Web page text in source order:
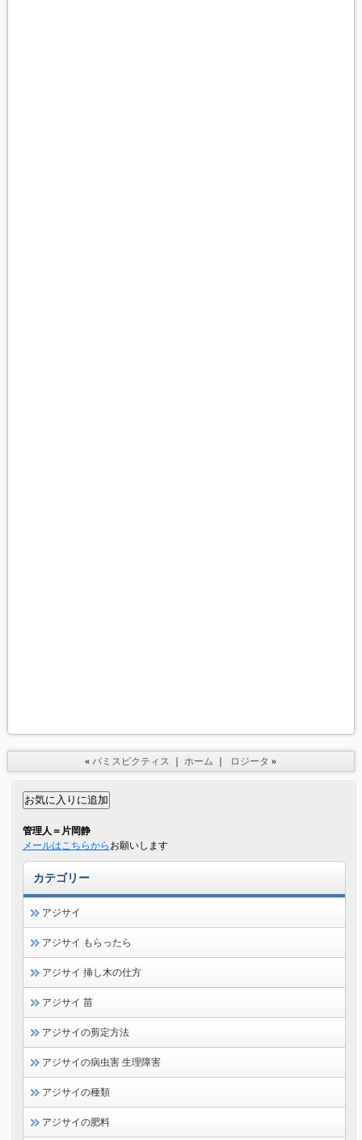
« パミスピクティス ｜ ホーム ｜ ロジータ »
管理人＝片岡静
メールはこちらから お願いします
カテゴリー
アジサイ
アジサイ もらったら
アジサイ 挿し木の仕方
アジサイ 苗
アジサイの剪定方法
アジサイの病虫害 生理障害
アジサイの種類
アジサイの肥料